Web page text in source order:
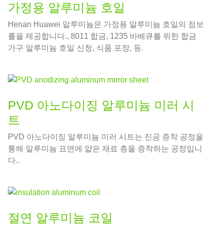
가정용 알루미늄 호일
Henan Huawei 알루미늄은 가정용 알루미늄 호일의 점보
롤을 제공합니다., 8011 합금, 1235 바베큐를 위한 합금
가구 알루미늄 호일 신청, 식품 포장, 등.
PVD 아노다이징 알루미늄 미러 시
트
PVD 아노다이징 알루미늄 미러 시트는 진공 증착 공정을
통해 알루미늄 표면에 얇은 재료 층을 증착하는 공정입니
다..
절연 알루미늄 코일